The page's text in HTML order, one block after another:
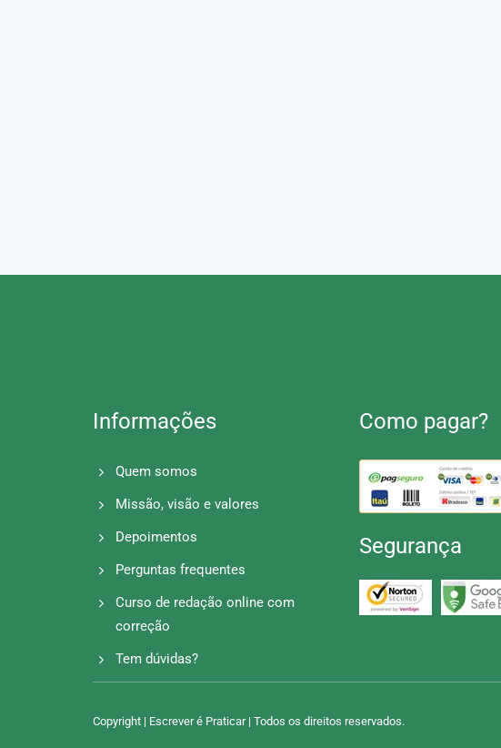
Informações
Quem somos
Missão, visão e valores
Depoimentos
Perguntas frequentes
Curso de redação online com
correção
Tem dúvidas?
Como pagar?
Segurança
Copyright | Escrever é Praticar | Todos os direitos reservados.